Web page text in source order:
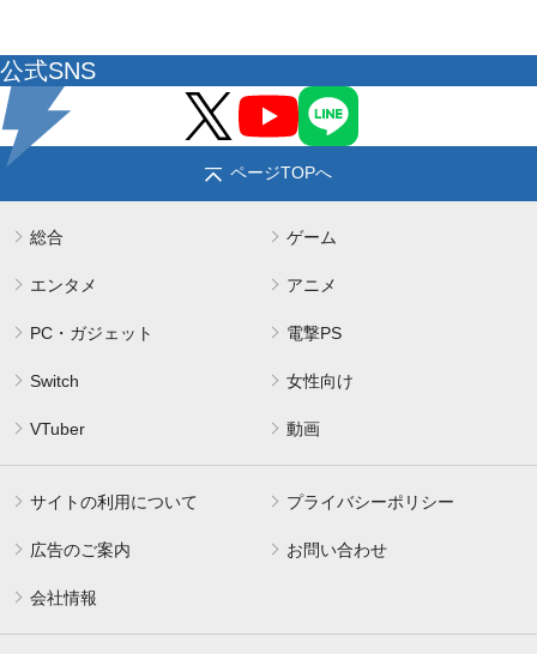
公式SNS
ページTOPへ
総合 ゲーム
エンタメ アニメ
PC・ガジェット 電撃PS
Switch 女性向け
VTuber 動画
サイトの利用について プライバシーポリシー
広告のご案内 お問い合わせ
会社情報